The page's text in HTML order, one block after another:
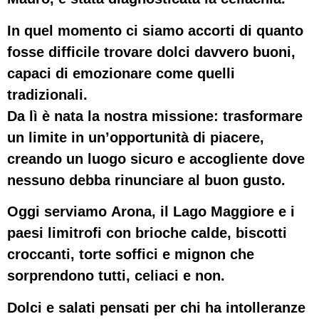
In quel momento ci siamo accorti di quanto
fosse difficile trovare dolci davvero buoni,
capaci di emozionare come quelli
tradizionali.
Da lì è nata la nostra missione: trasformare
un limite in un’opportunità di piacere,
creando un luogo sicuro e accogliente dove
nessuno debba rinunciare al buon gusto.
Oggi serviamo Arona, il Lago Maggiore e i
paesi limitrofi con brioche calde, biscotti
croccanti, torte soffici e mignon che
sorprendono tutti, celiaci e non.
Dolci e salati pensati per chi ha intolleranze